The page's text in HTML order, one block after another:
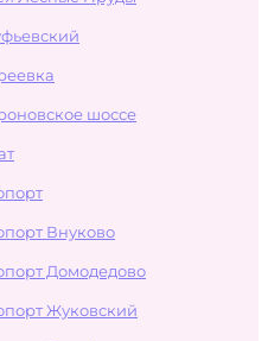
шоссе
Внуково
Домодедово
Жуковский